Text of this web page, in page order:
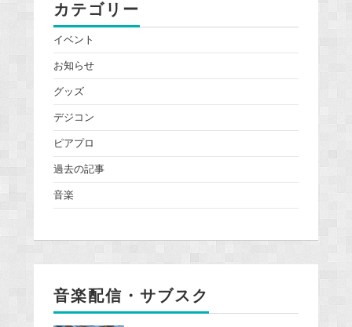
カテゴリー
イベント
お知らせ
グッズ
デジコン
ピアプロ
過去の記事
音楽
音楽配信・サブスク